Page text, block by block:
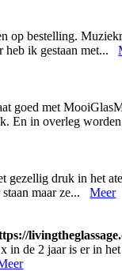
op bestelling.
heb ik gestaan met...
goed met
En in overleg
gezellig druk in het
staan maar ze...Meer
in de 2 jaar is er in